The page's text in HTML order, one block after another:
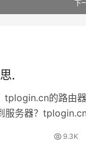
下
.
tplogin.cn的路由
服务器？
9.3K